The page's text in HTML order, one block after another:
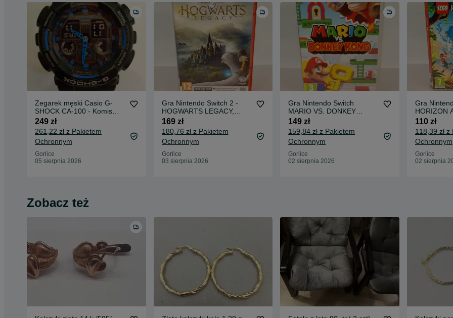
Zegarek męski Casio G-
SHOCK CA-100 - Komis
Madej Gorlice -
249 zł
261,22 zł z Pakietem
Ochronnym
Gorlice
05 sierpnia 2026
Gra Nintendo Switch 2 -
HOGWARTS LEGACY,
Madej Gorlice Mickiewicza
169 zł
180,76 zł z Pakietem
Ochronnym
Gorlice
03 sierpnia 2026
Gra Nintendo Switch
MARIO VS. DONKEY
KONG, Madej Gorlice
Mickiewicza
149 zł
159,84 zł z Pakietem
Ochronnym
Gorlice
02 sierpnia 2026
Gra
HORIZON
Madej
110 zł
118,39 zł
Ochronnym
Gorlice
02 sierpnia
Zobacz też